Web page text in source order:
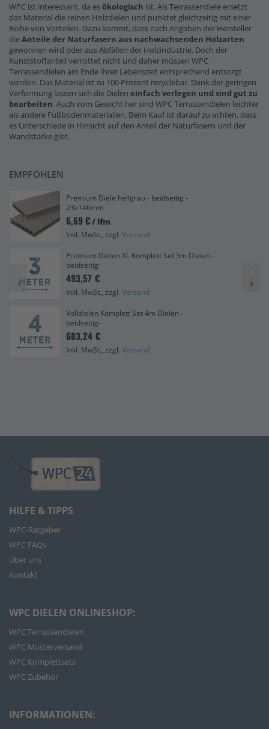
WPC ist interessant, da esökologisch ist. Als Terrassendiele ersetzt
das Material die reinen Holzdielen und punktet gleichzeitig mit einer
Reihe von Vorteilen. Dazu kommt, dass nach Angaben der Hersteller
dieAnteile der Naturfasern aus nachwachsenden Holzarten
gewonnen wird oder aus Abfällen der Holzindustrie. Doch der
Kunststoffanteil verrottet nicht und daher müssen WPC
Terrassendielen am Ende Ihrer Lebenszeit entsprechend entsorgt
werden. Das Material ist zu 100 Prozent recyclebar. Dank der geringen
Verformung lassen sich die Dielen einfach verlegen und sind gut zu
bearbeiten. Auch vom Gewicht her sind WPC Terrassendielen leichter
als andere Fußbodenmaterialien. Beim Kauf ist darauf zu achten, dass
es Unterschiede in Hinsicht auf den Anteil der Naturfasern und der
Wandstärke gibt.
EMPFOHLEN
Premium Diele hellgrau - beidseitig -
23x146mm
6,69 €/ lfm
Inkl. MwSt., zzgl. Versand
Premium Dielen XL Komplett Set 3m Dielen -
beidseitig-
493,57 €
Inkl. MwSt., zzgl. Versand
Volldielen Komplett Set 4m Dielen -
beidseitig-
683,24 €
Inkl. MwSt., zzgl. Versand
HILFE & TIPPS
WPC-Ratgeber
WPC FAQs
Über uns
Kontakt
WPC DIELEN ONLINESHOP:
WPC Terrassendielen
WPC Musterversand
WPC Komplettsets
WPC Zubehör
INFORMATIONEN: